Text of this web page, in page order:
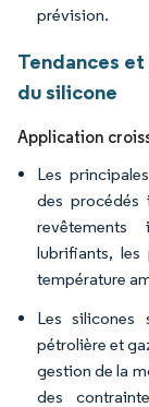
prévision.
Tendances
du silicone
Application
Les
des procédés
lubrifiants, les
température
Les silicones
pétrolière et
gestion de la
des